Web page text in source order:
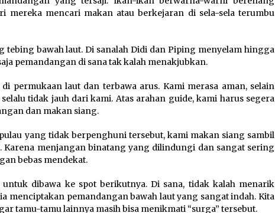
mereka mencari makan atau berkejaran di sela-sela terumbu
bawah laut. Di sanalah Didi dan Piping menyelam hingga
pemandangan di sana tak kalah menakjubkan.
permukaan laut dan terbawa arus. Kami merasa aman, selain
tidak jauh dari kami. Atas arahan guide, kami harus segera
dan makan siang.
yang tidak berpenghuni tersebut, kami makan siang sambil
menjangan binatang yang dilindungi dan sangat sering
bebas mendekat.
dibawa ke spot berikutnya. Di sana, tidak kalah menarik
menciptakan pemandangan bawah laut yang sangat indah. Kita
tamu-tamu lainnya masih bisa menikmati “surga” tersebut.